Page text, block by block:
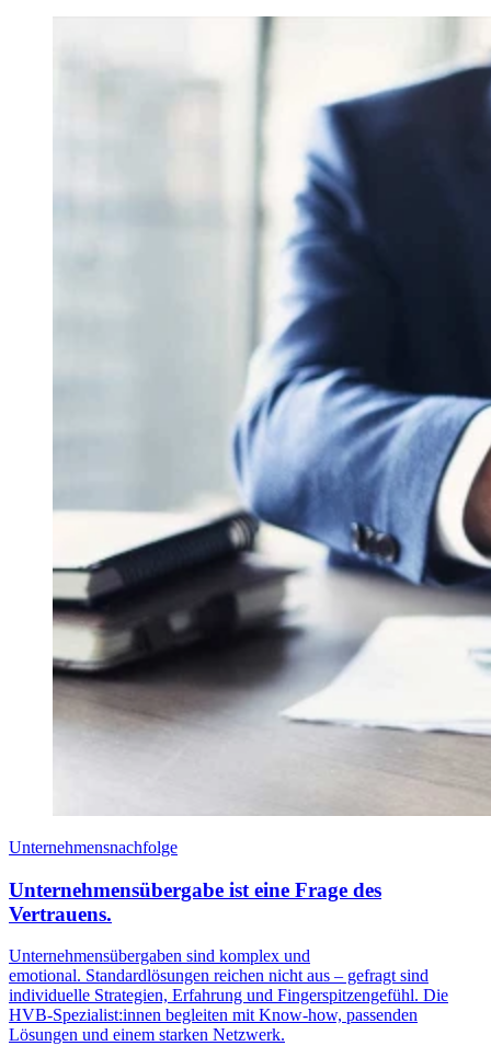
Unternehmensnachfolge
Unternehmensübergabe ist eine Frage des
Vertrauens.
Unternehmensübergaben sind komplex und
emotional. Standardlösungen reichen nicht aus – gefragt sind
individuelle Strategien, Erfahrung und Fingerspitzengefühl. Die
HVB-Spezialist:innen begleiten mit Know-how, passenden
Lösungen und einem starken Netzwerk.